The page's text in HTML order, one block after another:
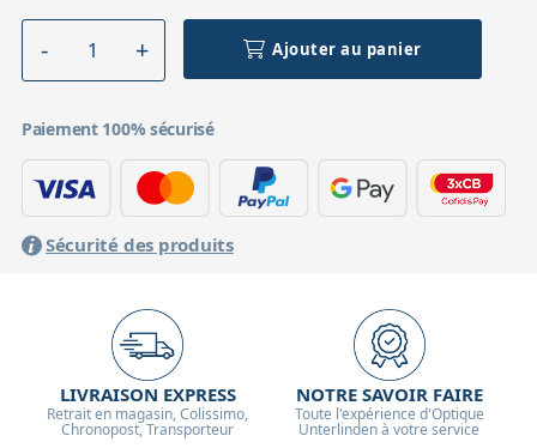
Ajouter au panier
Paiement 100% sécurisé
Sécurité des produits
LIVRAISON EXPRESS
Retrait en magasin, Colissimo,
Chronopost, Transporteur
NOTRE SAVOIR FAIRE
Toute l'expérience d'Optique
Unterlinden à votre service